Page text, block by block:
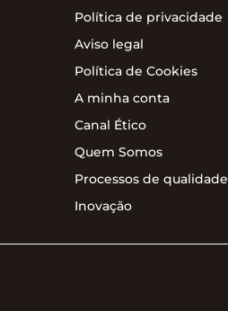
Política de privacidade
Aviso legal
Política de Cookies
A minha conta
Canal Ético
Quem Somos
Processos de qualidade
Inovação